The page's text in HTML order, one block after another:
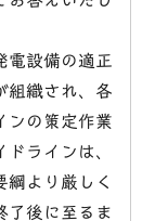
設備の適正
組織され、各
ンの策定作業
ラインは、
綱より厳しく
了後に至るま